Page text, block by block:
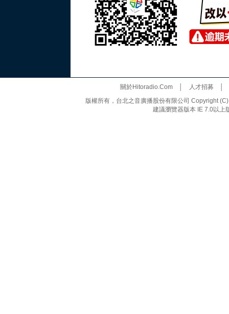
關於Hitoradio.Com│ 人才招募
版權所有，台北之音廣播股份有限公司 Copyright
建議瀏覽器版本 IE 7.0以上